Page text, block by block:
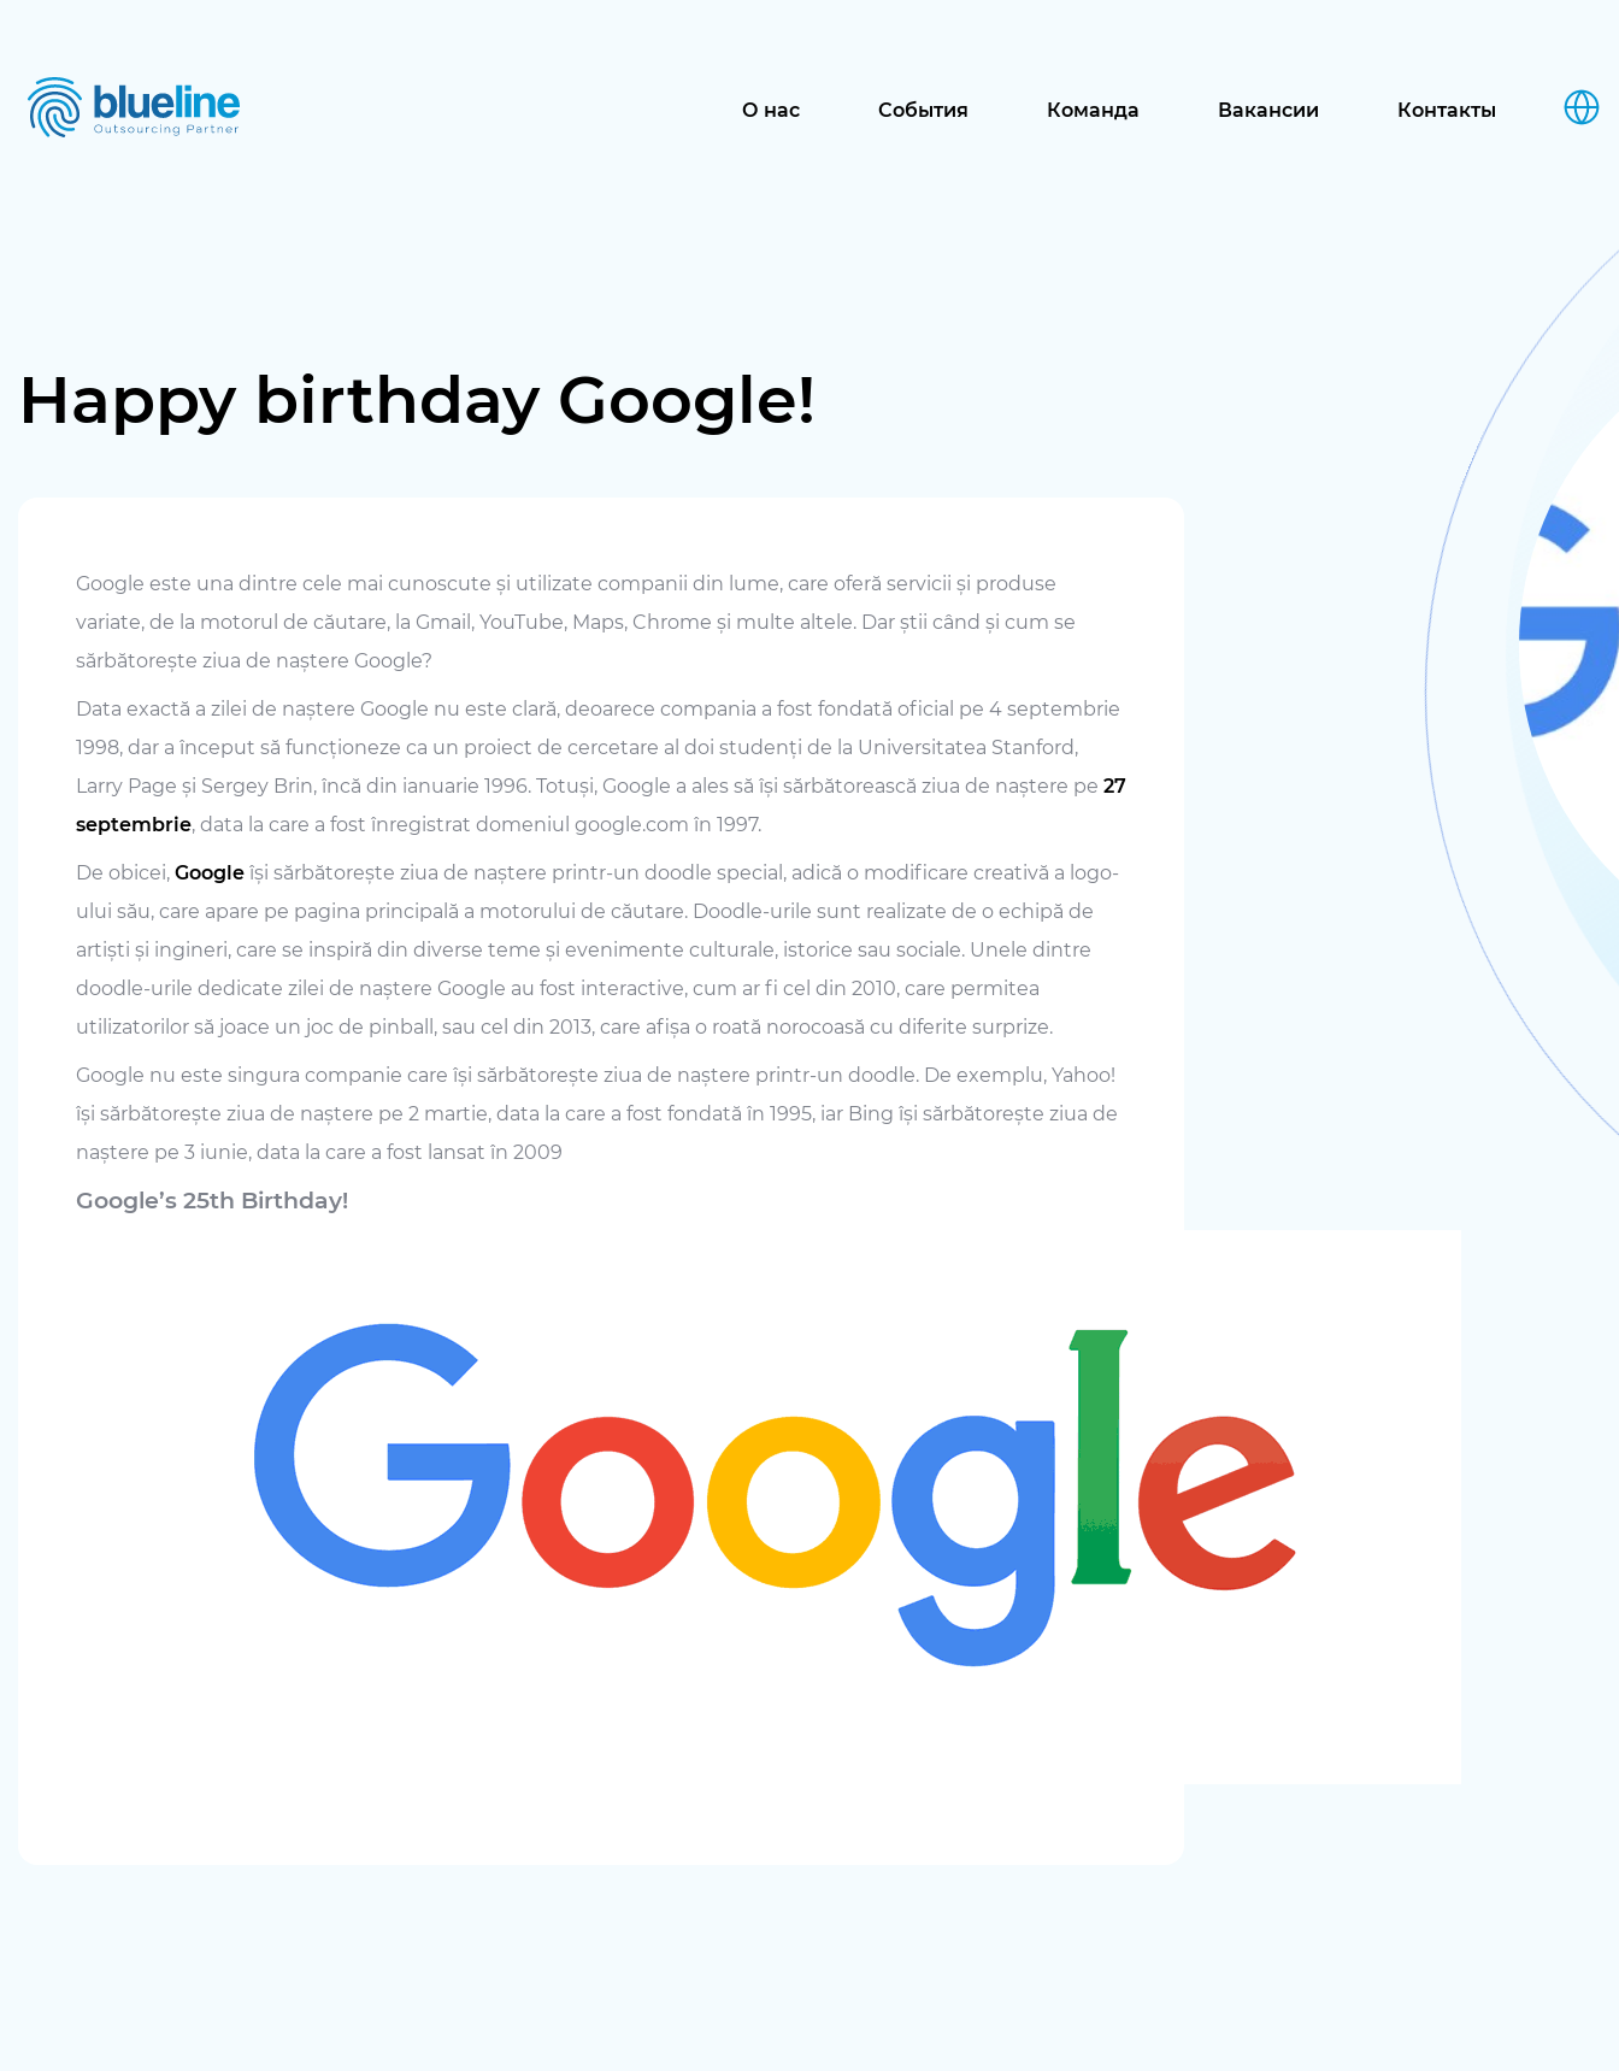
О нас События Команда Вакансии Контакты
Happy birthday Google!
Google este una dintre cele mai cunoscute și utilizate companii din lume, care oferă servicii și produse
variate, de la motorul de căutare, la Gmail, YouTube, Maps, Chrome și multe altele. Dar știi când și cum se
sărbătorește ziua de naștere Google?
Data exactă a zilei de naștere Google nu este clară, deoarece compania a fost fondată oficial pe 4 septembrie
1998, dar a început să funcționeze ca un proiect de cercetare al doi studenți de la Universitatea Stanford,
Larry Page și Sergey Brin, încă din ianuarie 1996. Totuși, Google a ales să își sărbătorească ziua de naștere pe 27
septembrie, data la care a fost înregistrat domeniul google.com în 1997.
De obicei, Google își sărbătorește ziua de naștere printr-un doodle special, adică o modificare creativă a logo-
ului său, care apare pe pagina principală a motorului de căutare. Doodle-urile sunt realizate de o echipă de
artiști și ingineri, care se inspiră din diverse teme și evenimente culturale, istorice sau sociale. Unele dintre
doodle-urile dedicate zilei de naștere Google au fost interactive, cum ar fi cel din 2010, care permitea
utilizatorilor să joace un joc de pinball, sau cel din 2013, care afișa o roată norocoasă cu diferite surprize.
Google nu este singura companie care își sărbătorește ziua de naștere printr-un doodle. De exemplu, Yahoo!
își sărbătorește ziua de naștere pe 2 martie, data la care a fost fondată în 1995, iar Bing își sărbătorește ziua de
naștere pe 3 iunie, data la care a fost lansat în 2009
Google’s 25th Birthday!